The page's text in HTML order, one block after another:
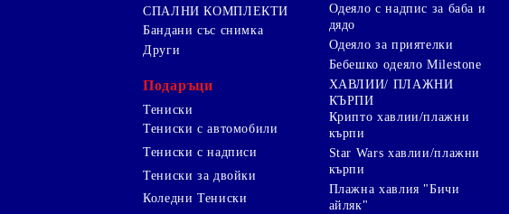
СПАЛНИ КОМПЛЕКТИ
Бандани със снимка
Други
Подаръци
Тениски
Тениски с автомобили
Тениски с надписи
Тениски за двойки
Коледни Тениски
Одеяло с надпис за баба и
дядо
Одеяло за приятелки
Бебешко одеяло Milestone
ХАВЛИИ/ ПЛАЖНИ
КЪРПИ
Крипто хавлии/плажни
кърпи
Star Wars хавлии/плажни
кърпи
Плажна хавлия "Бичи
айляк"